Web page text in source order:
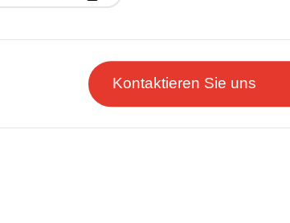
Kontaktieren Sie uns